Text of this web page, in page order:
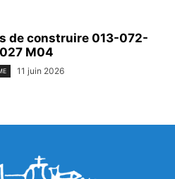
de construire 013-072-
M04
11 juin 2026